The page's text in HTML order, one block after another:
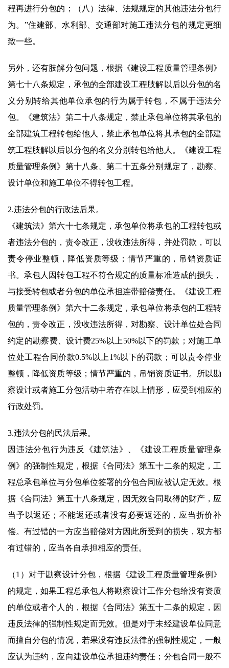
程再进行分包的；（八）法律、法规规定的其他违法分包行
为。”住建部、水利部、交通部对施工违法分包的规定更细
致一些。
另外，还有肢解分包问题，根据《建设工程质量管理条例》
第七十八条规定，承包的全部建设工程肢解以后以分包的名
义分别转给其他单位承包的行为属于转包，不属于违法分
包。《建筑法》第二十八条规定，禁止承包单位将其承包的
全部建筑工程转包给他人，禁止承包单位将其承包的全部建
筑工程肢解以后以分包的名义分别转包给他人。《建设工程
质量管理条例》第十八条、第二十五条分别规定了，勘察、
设计单位和施工单位不得转包工程。
2.违法分包的行政法后果。
《建筑法》第六十七条规定，承包单位将承包的工程转包或
者违法分包的，责令改正，没收违法所得，并处罚款，可以
责令停业整顿，降低资质等级；情节严重的，吊销资质证
书。承包人因转包工程不符合规定的质量标准造成的损失，
与接受转包或者分包的单位承担连带赔偿责任。《建设工程
质量管理条例》第六十二条规定，承包单位将承包的工程转
包的，责令改正，没收违法所得，对勘察、设计单位处合同
约定的勘察费、设计费25%以上50%以下的罚款；对施工单
位处工程合同价款0.5%以上1%以下的罚款；可以责令停业
整顿，降低资质等级；情节严重的，吊销资质证书。所以勘
察设计或者施工分包活动中若存在以上情形，应受到相应的
行政处罚。
3.违法分包的民法后果。
因违法分包行为违反《建筑法》、《建设工程质量管理条
例》的强制性规定，根据《合同法》第五十二条的规定，工
程总承包单位与分包单位签署的分包合同应被认定无效。根
据《合同法》第五十八条规定，因无效合同取得的财产，应
当予以返还；不能返还或者没有必要返还的，应当折价补
偿。有过错的一方应当赔偿对方因此所受到的损失，双方都
有过错的，应当各自承担相应的责任。
（1）对于勘察设计分包，根据《建设工程质量管理条例》
的规定，如果工程总承包人将勘察设计工作分包给没有资质
的单位或者个人的，根据《合同法》第五十二条的规定，因
违反法律的强制性规定而无效。但是对于未经建设单位同意
而擅自分包的情况，若果没有违反法律的强制性规定，一般
应认为违约，应向建设单位承担违约责任；分包合同一般不